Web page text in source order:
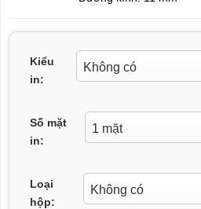
Kiểu
in:
Số mặt
in:
Loại
hộp: